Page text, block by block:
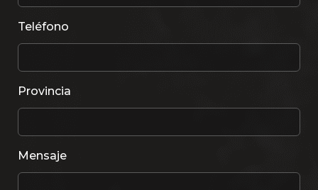
Teléfono
Provincia
Mensaje